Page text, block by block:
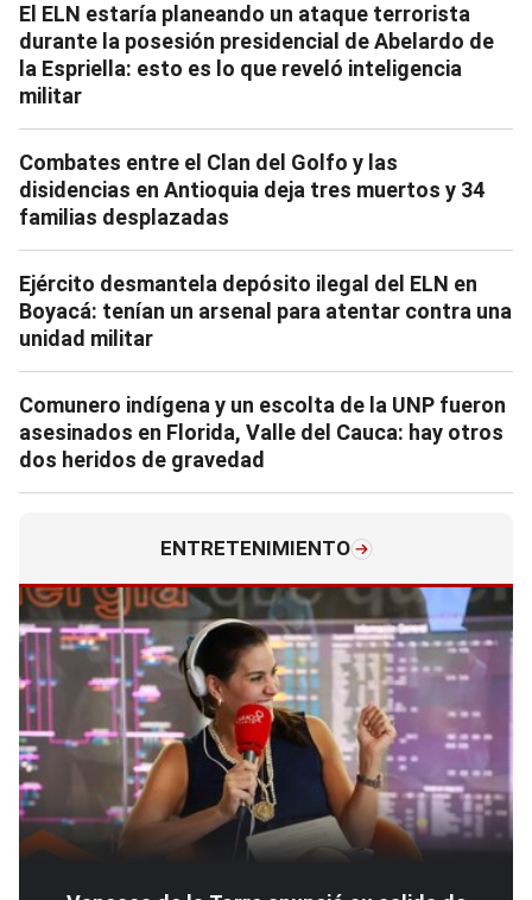
El ELN estaría planeando un ataque terrorista
durante la posesión presidencial de Abelardo de
la Espriella: esto es lo que reveló inteligencia
militar
Combates entre el Clan del Golfo y las
disidencias en Antioquia deja tres muertos y 34
familias desplazadas
Ejército desmantela depósito ilegal del ELN en
Boyacá: tenían un arsenal para atentar contra una
unidad militar
Comunero indígena y un escolta de la UNP fueron
asesinados en Florida, Valle del Cauca: hay otros
dos heridos de gravedad
ENTRETENIMIENTO